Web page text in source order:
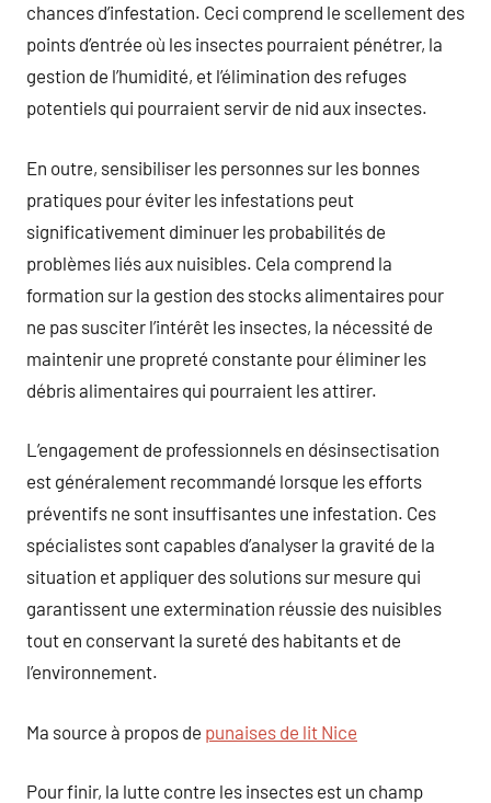
chances d’infestation. Ceci comprend le scellement des
points d’entrée où les insectes pourraient pénétrer, la
gestion de l’humidité, et l’élimination des refuges
potentiels qui pourraient servir de nid aux insectes.
En outre, sensibiliser les personnes sur les bonnes
pratiques pour éviter les infestations peut
significativement diminuer les probabilités de
problèmes liés aux nuisibles. Cela comprend la
formation sur la gestion des stocks alimentaires pour
ne pas susciter l’intérêt les insectes, la nécessité de
maintenir une propreté constante pour éliminer les
débris alimentaires qui pourraient les attirer.
L’engagement de professionnels en désinsectisation
est généralement recommandé lorsque les efforts
préventifs ne sont insuffisantes une infestation. Ces
spécialistes sont capables d’analyser la gravité de la
situation et appliquer des solutions sur mesure qui
garantissent une extermination réussie des nuisibles
tout en conservant la sureté des habitants et de
l’environnement.
Ma source à propos de punaises de lit Nice
Pour finir, la lutte contre les insectes est un champ